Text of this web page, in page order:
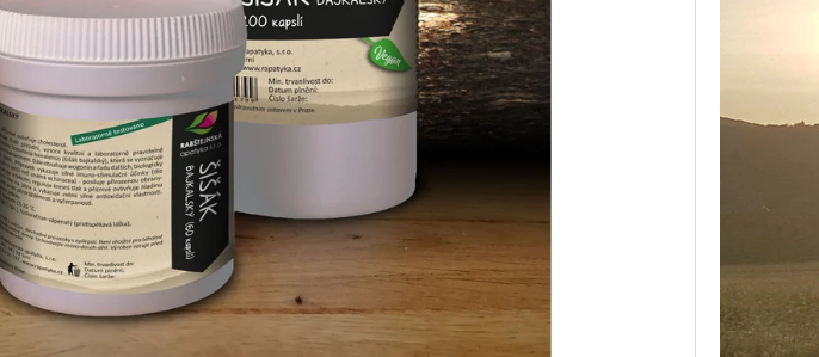
ŠIŠÁK BAJKALSKÝ 200 KAPSLÍ VEGAN
650 Kč